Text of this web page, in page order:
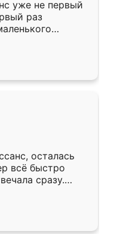
уже не первый
раз
,во второй раз
очень
быстрая,
разнообразный.
из
здесь.
осталась
всё быстро
сразу.
подошёл к
Собрали
даже